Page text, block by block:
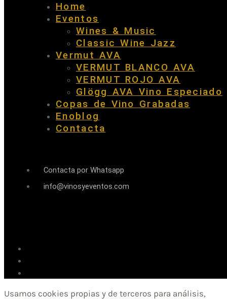
Home
Eventos
Wines & Music
Classic Wine Jazz
Vermut AVA
VERMUT BLANCO AVA
VERMUT ROJO AVA
Glögg AVA Vino Especiado
Copas de Vino Grabadas
Enoblog
Contacta
Contacta por Whatsapp
info@vinosyeventos.com
Usamos cookies propias y de terceros para análisis,